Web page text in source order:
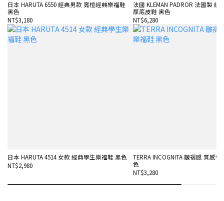
日本 HARUTA 6550 經典男款 寬楦經典樂福鞋
黑色
NT$3,180
法國 KLEMAN PADROR 法國製 經
厚底皮鞋 黑色
NT$6,280
日本 HARUTA 4514 女款 經典學生樂福鞋 黑色
NT$2,980
TERRA INCOGNITA 皺褶感 質感
色
NT$3,280